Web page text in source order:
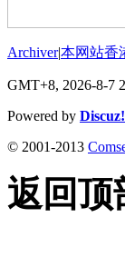
Archiver|本网站香
GMT+8, 2026-8-7
Powered by Discuz!
© 2001-2013
返回顶